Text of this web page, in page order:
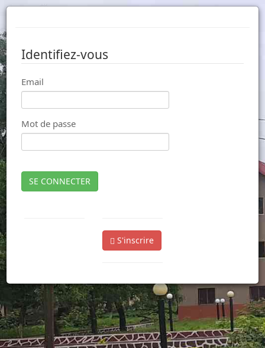
Identifiez-vous
Email
Mot de passe
SE CONNECTER
S'inscrire